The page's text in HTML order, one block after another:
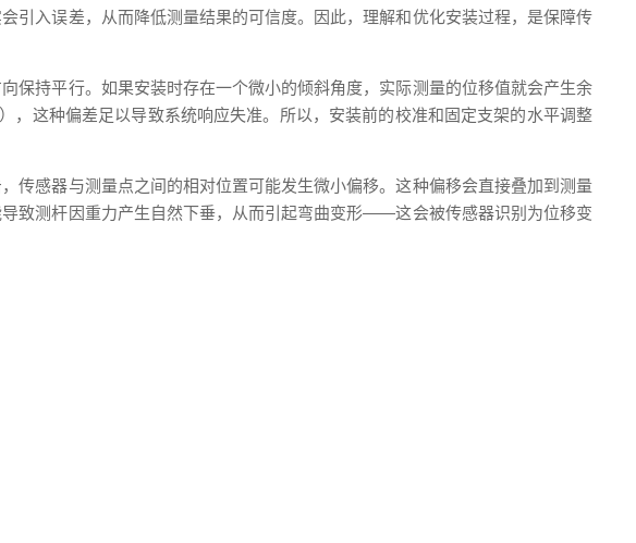
引入误差，从而降低测量结果的可信度。因此，理解和优化安装过程，是保障传
保持平行。如果安装时存在一个微小的倾斜角度，实际测量的位移值就会产生余
这种偏差足以导致系统响应失准。所以，安装前的校准和固定支架的水平调整
传感器与测量点之间的相对位置可能发生微小偏移。这种偏移会直接叠加到测量
致测杆因重力产生自然下垂，从而引起弯曲变形——这会被传感器识别为位移变